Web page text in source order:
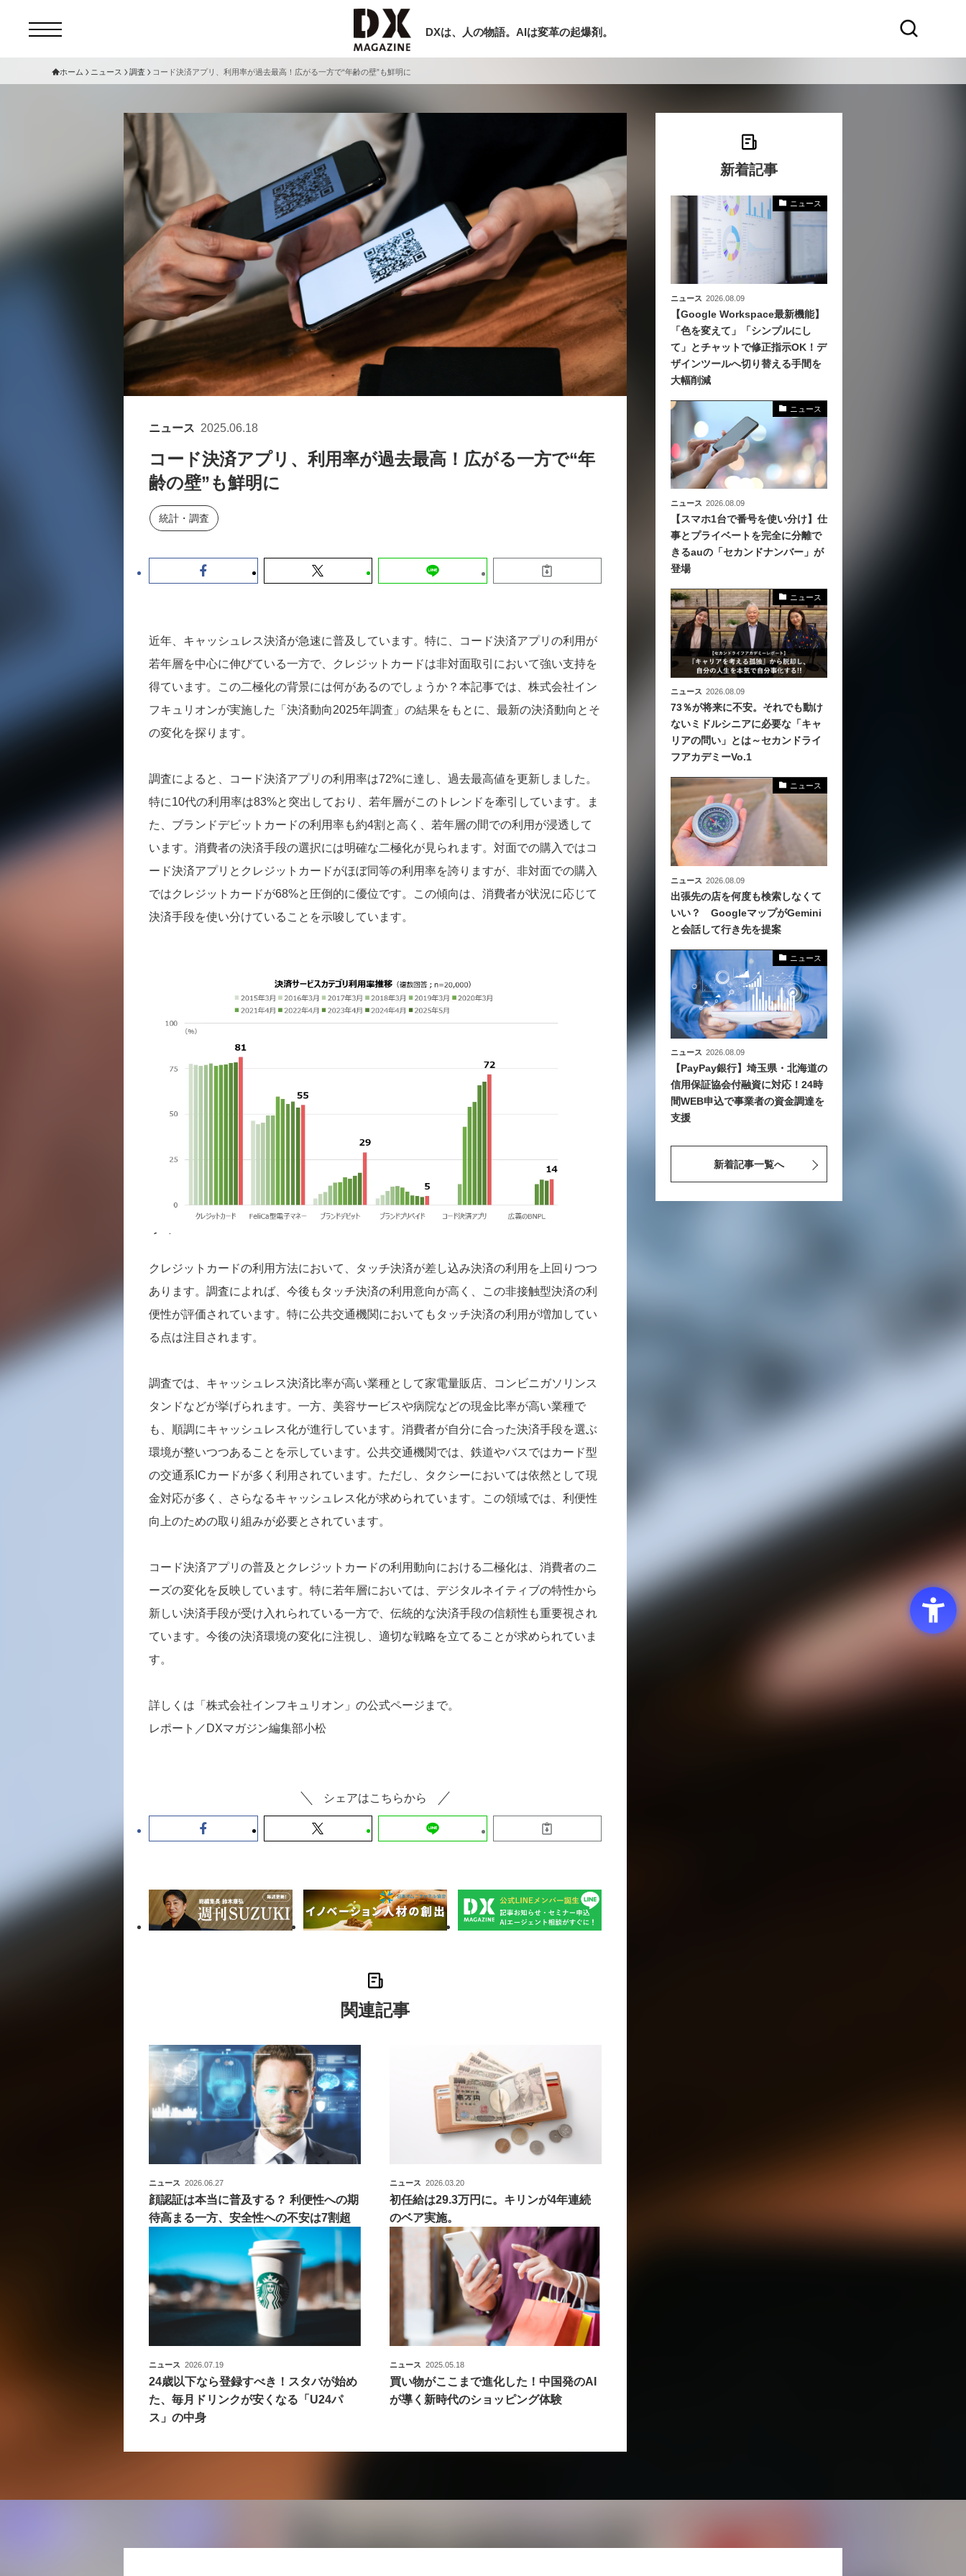
DXは、人の物語。AIは変革の起爆剤。
セミナー
サービスメニュー 日本オムニチャネル協会
トップページ
特集
動画
サイトマップ
お問い合わせ
個人情報保護法について
運営会社
現在開催予定のセミナー
セミナー
【8/12開催】「イノベーションを数値化
する」～投資される事業の基準と、終活
DX「SouSou」に学ぶ資金調達・巻き込
みのリアル～
2026-06-10
セミナー
【9/30開催】AIで何でもできる時代に、
なぜ「DX人財」というキャリアが求めら
ホーム ニュース 調査 コード決済アプリ、利用率が過去最高！広がる一方で“年齢の壁”も鮮明に
ニュース 2025.06.18
コード決済アプリ、利用率が過去最高！広がる一方で“年
齢の壁”も鮮明に
統計・調査
近年、キャッシュレス決済が急速に普及しています。特に、コード決済アプリの利用が
若年層を中心に伸びている一方で、クレジットカードは非対面取引において強い支持を
得ています。この二極化の背景には何があるのでしょうか？本記事では、株式会社イン
フキュリオンが実施した「決済動向2025年調査」の結果をもとに、最新の決済動向とそ
の変化を探ります。
調査によると、コード決済アプリの利用率は72%に達し、過去最高値を更新しました。
特に10代の利用率は83%と突出しており、若年層がこのトレンドを牽引しています。ま
た、ブランドデビットカードの利用率も約4割と高く、若年層の間での利用が浸透して
います。消費者の決済手段の選択には明確な二極化が見られます。対面での購入ではコ
ード決済アプリとクレジットカードがほぼ同等の利用率を誇りますが、非対面での購入
ではクレジットカードが68%と圧倒的に優位です。この傾向は、消費者が状況に応じて
決済手段を使い分けていることを示唆しています。
クレジットカードの利用方法において、タッチ決済が差し込み決済の利用を上回りつつ
あります。調査によれば、今後もタッチ決済の利用意向が高く、この非接触型決済の利
便性が評価されています。特に公共交通機関においてもタッチ決済の利用が増加してい
る点は注目されます。
調査では、キャッシュレス決済比率が高い業種として家電量販店、コンビニガソリンス
タンドなどが挙げられます。一方、美容サービスや病院などの現金比率が高い業種で
も、順調にキャッシュレス化が進行しています。消費者が自分に合った決済手段を選ぶ
環境が整いつつあることを示しています。公共交通機関では、鉄道やバスではカード型
の交通系ICカードが多く利用されています。ただし、タクシーにおいては依然として現
金対応が多く、さらなるキャッシュレス化が求められています。この領域では、利便性
向上のための取り組みが必要とされています。
コード決済アプリの普及とクレジットカードの利用動向における二極化は、消費者のニ
ーズの変化を反映しています。特に若年層においては、デジタルネイティブの特性から
新しい決済手段が受け入れられている一方で、伝統的な決済手段の信頼性も重要視され
ています。今後の決済環境の変化に注視し、適切な戦略を立てることが求められていま
す。
詳しくは「株式会社インフキュリオン」の公式ページまで。
レポート／DXマガジン編集部小松
シェアはこちらから
関連記事
ニュース 2026.06.27
顔認証は本当に普及する？ 利便性への期
待高まる一方、安全性への不安は7割超
ニュース 2026.03.20
初任給は29.3万円に。キリンが4年連続
のベア実施。
ニュース 2026.07.19
24歳以下なら登録すべき！スタバが始め
た、毎月ドリンクが安くなる「U24パ
ス」の中身
ニュース 2025.05.18
買い物がここまで進化した！中国発のAI
が導く新時代のショッピング体験
新着記事
ニュース
ニュース 2026.08.09
【Google Workspace最新機能】
「色を変えて」「シンプルにし
て」とチャットで修正指示OK！デ
ザインツールへ切り替える手間を
大幅削減
ニュース
ニュース 2026.08.09
【スマホ1台で番号を使い分け】仕
事とプライベートを完全に分離で
きるauの「セカンドナンバー」が
登場
ニュース
ニュース 2026.08.09
73％が将来に不安。それでも動け
ないミドルシニアに必要な「キャ
リアの問い」とは～セカンドライ
フアカデミーVo.1
ニュース
ニュース 2026.08.09
出張先の店を何度も検索しなくて
いい？ GoogleマップがGemini
と会話して行き先を提案
ニュース
ニュース 2026.08.09
【PayPay銀行】埼玉県・北海道の
信用保証協会付融資に対応！24時
間WEB申込で事業者の資金調達を
支援
新着記事一覧へ